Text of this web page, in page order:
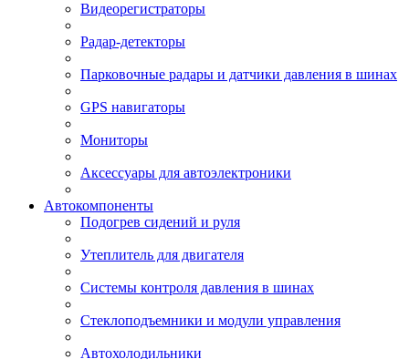
Видеорегистраторы
Радар-детекторы
Парковочные радары и датчики давления в шинах
GPS навигаторы
Мониторы
Аксессуары для автоэлектроники
Автокомпоненты
Подогрев сидений и руля
Утеплитель для двигателя
Системы контроля давления в шинах
Стеклоподъемники и модули управления
Автохолодильники